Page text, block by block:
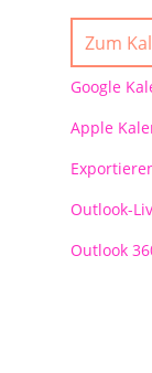
Zum
Google
Apple
Outlook-
Outlook